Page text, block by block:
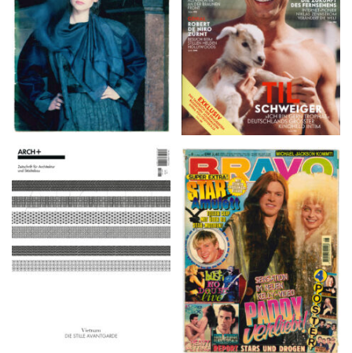
ARCH+ Nr. 226, Herbst
2016
BRAVO – Nr. 8, 13. Febr.
1997